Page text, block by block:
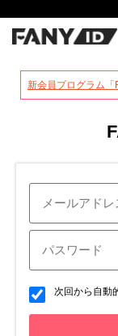
新会員プログラム
次回から自動